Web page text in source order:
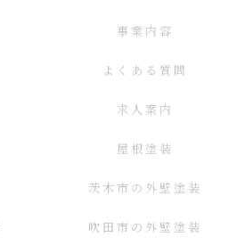
事業内容
よくある質問
求人案内
屋根塗装
茨木市の外壁塗装
吹田市の外壁塗装